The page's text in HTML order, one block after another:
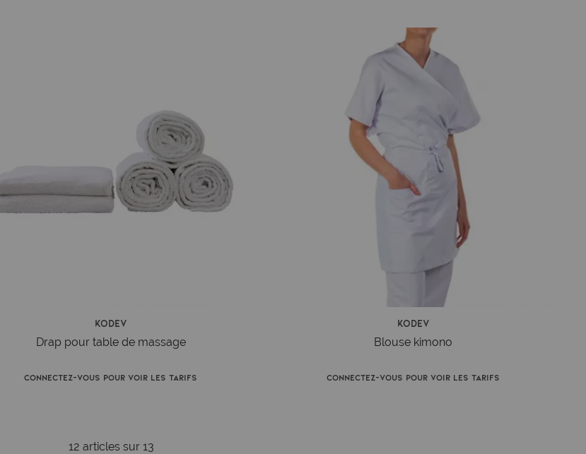
Kodev
Drap pour table de massage
Connectez-vous pour voir les tarifs
Kodev
Blouse kimono
Connectez-vous pour voir les tarifs
12 articles sur 13